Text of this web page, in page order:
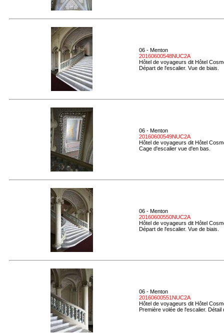
06 - Menton
20160600548NUC2A
Hôtel de voyageurs dit Hôtel
Départ de l'escalier. Vue de biais.
06 - Menton
20160600549NUC2A
Hôtel de voyageurs dit Hôtel
Cage d'escalier vue d'en bas.
06 - Menton
20160600550NUC2A
Hôtel de voyageurs dit Hôtel
Départ de l'escalier. Vue de biais.
06 - Menton
20160600551NUC2A
Hôtel de voyageurs dit Hôtel
Première volée de l'escalier. Détail